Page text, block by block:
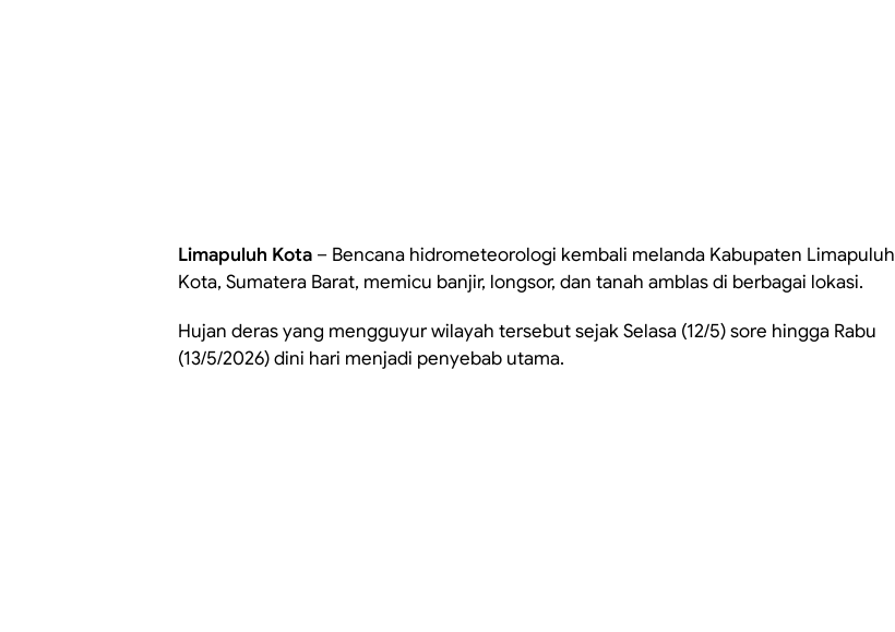
Limapuluh Kota – Bencana hidrometeorologi kembali melanda Kabupaten Limapuluh
Kota, Sumatera Barat, memicu banjir, longsor, dan tanah amblas di berbagai lokasi.
Hujan deras yang mengguyur wilayah tersebut sejak Selasa (12/5) sore hingga Rabu
(13/5/2026) dini hari menjadi penyebab utama.